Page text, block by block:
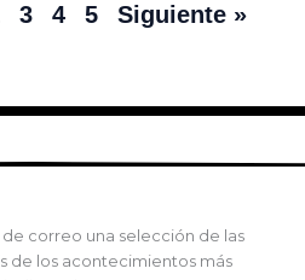
3 4 5 Siguiente »
correo una selección de las
de los acontecimientos más